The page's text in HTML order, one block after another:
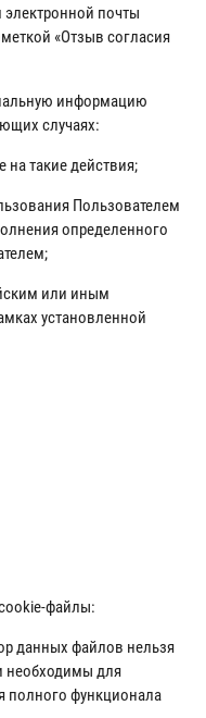
почты
«Отзыв согласия
информацию
случаях:
на такие действия;
Пользователем
определенного
или иным
установленной
файлы:
данных файлов нельзя
необходимы для
полного функционала